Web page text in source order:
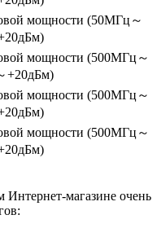
мощности (50МГц～
мощности (500МГц～
+20дБм)
мощности (500МГц～
мощности (500МГц～
магазине очень